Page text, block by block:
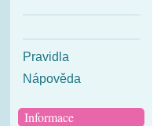
Pravidla
Nápověda
Informace